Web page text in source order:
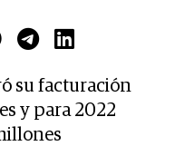
su facturación
y para 2022